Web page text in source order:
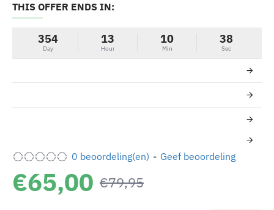
0 beoordeling(en) - Geef beoordeling
THIS OFFER ENDS IN:
354
Day
13
Hour
10
Min
38
Sec
€65,00 €79,95